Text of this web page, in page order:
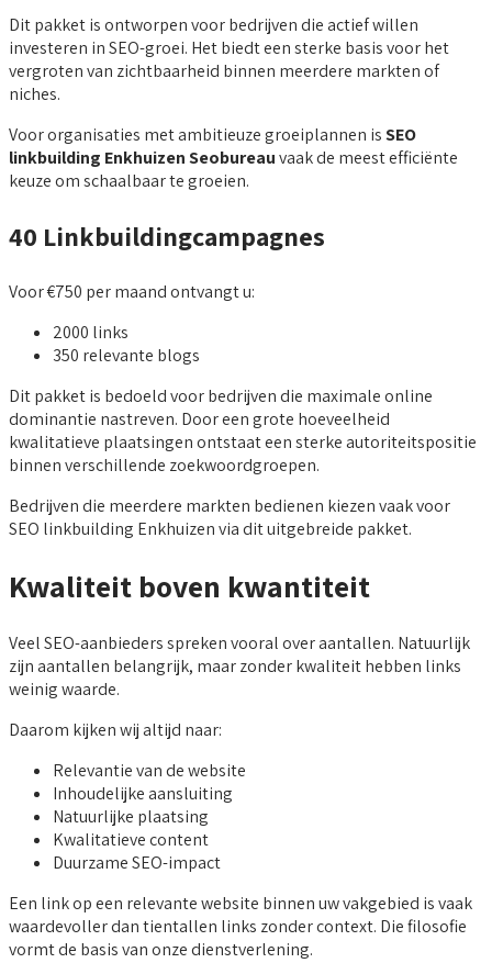
Dit pakket is ontworpen voor bedrijven die actief willen
investeren in SEO-groei. Het biedt een sterke basis voor het
vergroten van zichtbaarheid binnen meerdere markten of
niches.
Voor organisaties met ambitieuze groeiplannen isSEO
linkbuilding Enkhuizen Seobureauvaak de meest efficiënte
keuze om schaalbaar te groeien.
40 Linkbuildingcampagnes
Voor €750 per maand ontvangt u:
2000 links
350 relevante blogs
Dit pakket is bedoeld voor bedrijven die maximale online
dominantie nastreven. Door een grote hoeveelheid
kwalitatieve plaatsingen ontstaat een sterke autoriteitspositie
binnen verschillende zoekwoordgroepen.
Bedrijven die meerdere markten bedienen kiezen vaak voor
SEO linkbuilding Enkhuizen via dit uitgebreide pakket.
Kwaliteit boven kwantiteit
Veel SEO-aanbieders spreken vooral over aantallen. Natuurlijk
zijn aantallen belangrijk, maar zonder kwaliteit hebben links
weinig waarde.
Daarom kijken wij altijd naar:
Relevantie van de website
Inhoudelijke aansluiting
Natuurlijke plaatsing
Kwalitatieve content
Duurzame SEO-impact
Een link op een relevante website binnen uw vakgebied is vaak
waardevoller dan tientallen links zonder context. Die filosofie
vormt de basis van onze dienstverlening.